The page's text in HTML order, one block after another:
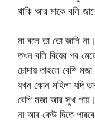
থাকি আর মাকে বলি
মা বলে তা তো জানি
তখন বলি বিয়ের পর
চোদায় তাহলে বেশি
যখন কোন মহিলা যদি
বেশি মজা আর সুখ
না আর কেউ দিতে